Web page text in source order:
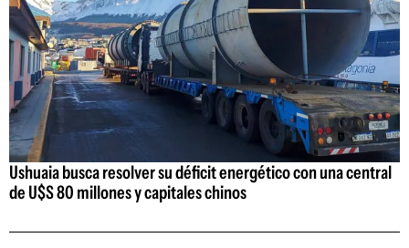
Ushuaia busca resolver su déficit energético con una central
de U$S 80 millones y capitales chinos